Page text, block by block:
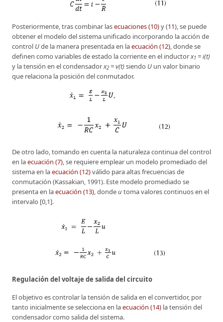
Posteriormente, tras combinar lasecuaciones (10)y (11), se puede
obtener el modelo del sistema unificado incorporando la acción de
control Ude la manera presentada en laecuación (12), donde se
definen como variables de estado la corriente en el inductorx1 = i(t)
y la tensión en el condensadorx2 = v(t)siendo U un valor binario
que relaciona la posición del conmutador.
De otro lado, tomando en cuenta la naturaleza continua del control
en laecuación (7), se requiere emplear un modelo promediado del
sistema en laecuación (12)válido para altas frecuencias de
conmutación (Kassakian, 1991). Este modelo promediado se
presenta en laecuación (13), dondeu toma valores continuos en el
intervalo [0,1].
Regulación del voltaje de salida del circuito
El objetivo es controlar la tensión de salida en el convertidor, por
tanto inicialmente se selecciona en laecuación (14) la tensión del
condensador como salida del sistema.